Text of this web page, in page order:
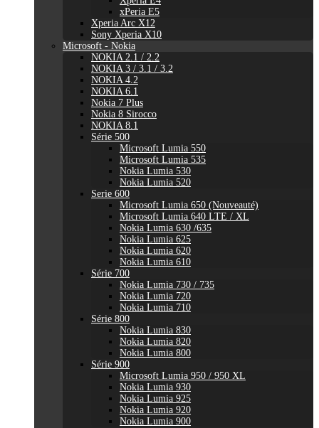
xPeria E5
Xperia Arc X12
Sony Xperia X10
Microsoft - Nokia
NOKIA 2.1 / 2.2
NOKIA 3 / 3.1 / 3.2
NOKIA 4.2
NOKIA 6.1
Nokia 7 Plus
Nokia 8 Sirocco
NOKIA 8.1
Série 500
Microsoft Lumia 550
Microsoft Lumia 535
Nokia Lumia 530
Nokia Lumia 520
Serie 600
Microsoft Lumia 650 (Nouveauté)
Microsoft Lumia 640 LTE / XL
Nokia Lumia 630 /635
Nokia Lumia 625
Nokia Lumia 620
Nokia Lumia 610
Série 700
Nokia Lumia 730 / 735
Nokia Lumia 720
Nokia Lumia 710
Série 800
Nokia Lumia 830
Nokia Lumia 820
Nokia Lumia 800
Série 900
Microsoft Lumia 950 / 950 XL
Nokia Lumia 930
Nokia Lumia 925
Nokia Lumia 920
Nokia Lumia 900